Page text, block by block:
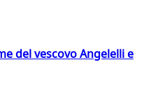
del vescovo Angelelli e